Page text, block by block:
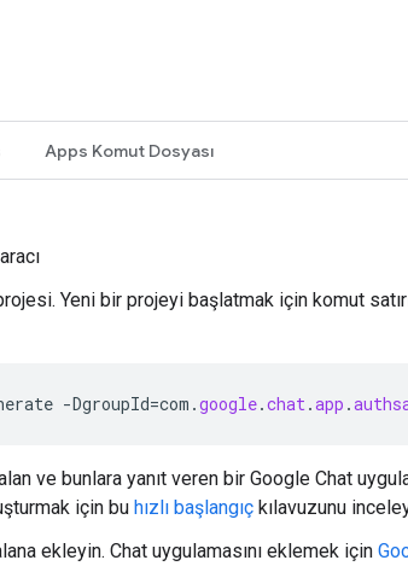
Apps Komut Dosyası
Yeni bir projeyi başlatmak için komut
-DgroupId=com .google.chat.app .
ve bunlara yanıt veren bir Google Chat
için bu hızlı başlangıç kılavuzunu
ekleyin. Chat uygulamasını eklemek için